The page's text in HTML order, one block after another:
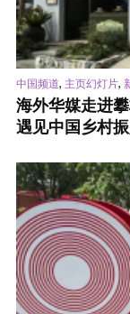
中国频道, 主页幻灯片,
海外华媒走进
遇见中国乡村